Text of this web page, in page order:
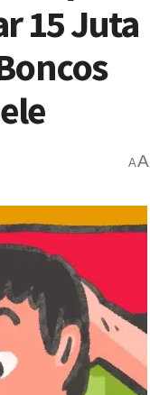
15 Juta
AA